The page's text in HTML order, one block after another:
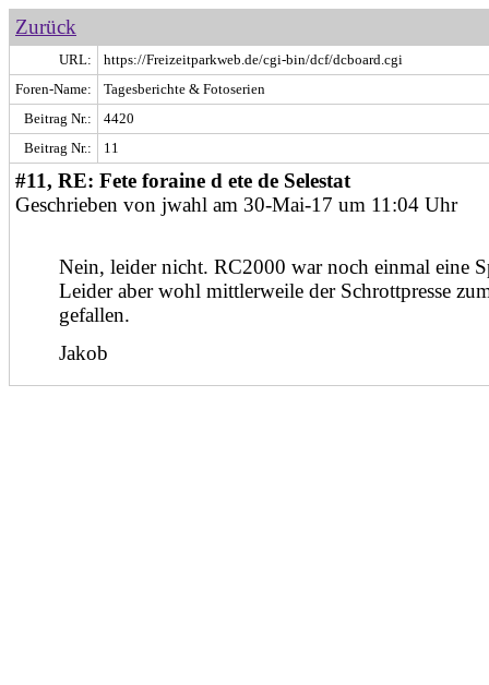
Zurück
URL:
https://Freizeitparkweb.de/cgi-bin/dcf/dcboard.cgi
Foren-Name:
Tagesberichte & Fotoserien
Beitrag Nr.:
4420
Beitrag Nr.:
11
#11, RE: Fete foraine d ete de Selestat
Geschrieben von jwahl am 30-Mai-17 um 11:04 Uhr
Nein, leider nicht. RC2000 war noch einmal eine
Leider aber wohl mittlerweile der Schrottpresse
gefallen.
Jakob